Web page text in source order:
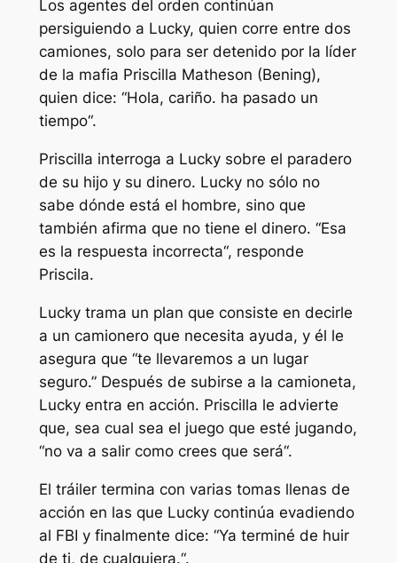
Los agentes del orden continúan
persiguiendo a Lucky, quien corre entre dos
camiones, solo para ser detenido por la líder
de la mafia Priscilla Matheson (Bening),
quien dice: “Hola, cariño. ha pasado un
tiempo“.
Priscilla interroga a Lucky sobre el paradero
de su hijo y su dinero. Lucky no sólo no
sabe dónde está el hombre, sino que
también afirma que no tiene el dinero. “Esa
es la respuesta incorrecta“, responde
Priscila.
Lucky trama un plan que consiste en decirle
a un camionero que necesita ayuda, y él le
asegura que “te llevaremos a un lugar
seguro.” Después de subirse a la camioneta,
Lucky entra en acción. Priscilla le advierte
que, sea cual sea el juego que esté jugando,
“no va a salir como crees que será“.
El tráiler termina con varias tomas llenas de
acción en las que Lucky continúa evadiendo
al FBI y finalmente dice: “Ya terminé de huir
de ti, de cualquiera.“.